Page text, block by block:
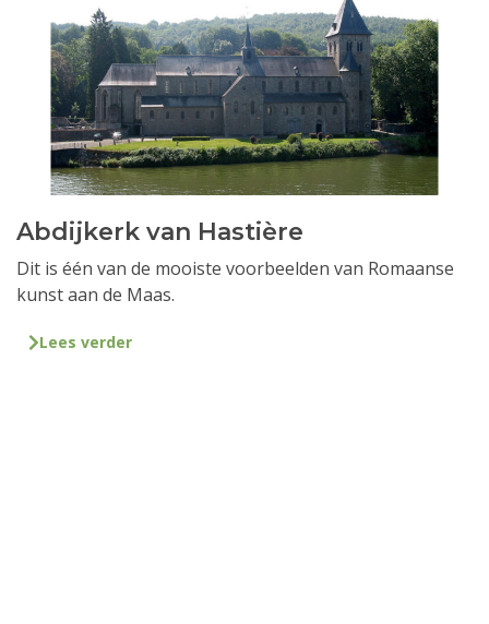
Abdijkerk van Hastière
Dit is één van de mooiste voorbeelden van Romaanse
kunst aan de Maas.
Lees verder